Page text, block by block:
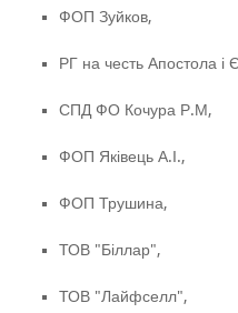
ФОП Зуйков,
РГ на честь Апостола і
СПД ФО Кочура Р.М,
ФОП Яківець А.І.,
ФОП Трушина,
ТОВ "Біллар",
ТОВ "Лайфселл",